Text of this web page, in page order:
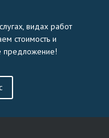
видах работ
стоимость и
предложение!